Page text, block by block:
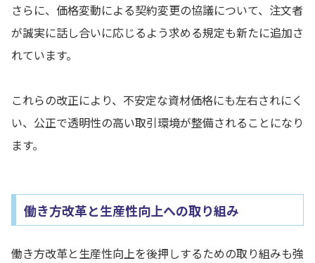
さらに、価格変動による契約変更の協議について、注文者
が誠実に話し合いに応じるよう求める規定も新たに追加さ
れています。
これらの改正により、不安定な資材価格にも左右されにく
い、公正で透明性の高い取引環境が整備されることになり
ます。
働き方改革と生産性向上への取り組み
働き方改革と生産性向上を後押しするための取り組みも強